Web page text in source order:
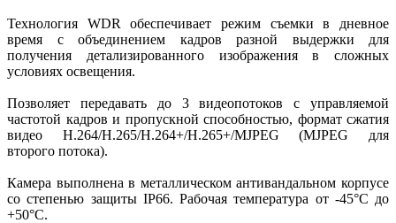
Технология WDR обеспечивает режим съемки в дневное
время с объединением кадров разной выдержки для
получения детализированного изображения в сложных
условиях освещения.
Позволяет передавать до 3 видеопотоков с управляемой
частотой кадров и пропускной способностью, формат сжатия
видео Н.264/H.265/Н.264+/H.265+/MJPEG (MJPEG для
второго потока).
Камера выполнена в металлическом антивандальном корпусе
со степенью защиты IP66. Рабочая температура от -45°С до
+50°С.